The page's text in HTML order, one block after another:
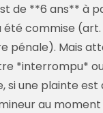
de **6 ans** à
été commise (art.
pénale). Mais
*interrompu*
si une plainte est
au moment